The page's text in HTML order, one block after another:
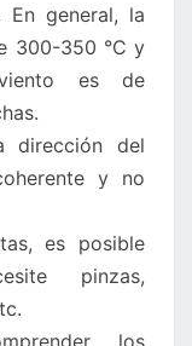
general, la
300-350 °C y
es de
dirección del
y no
es posible
pinzas,
los